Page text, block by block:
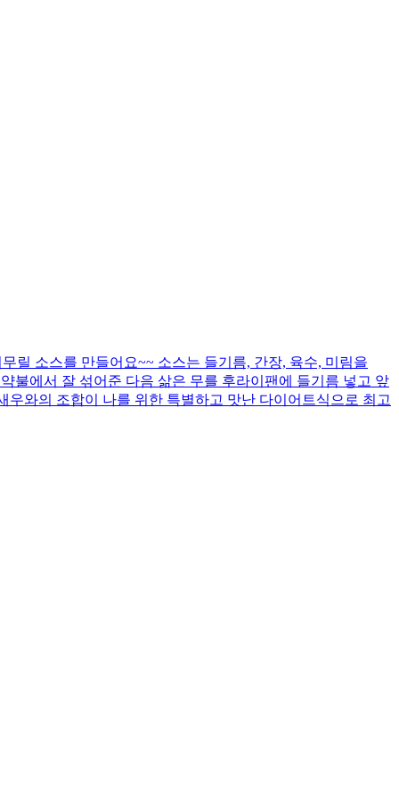
릴 소스를 만들어요~~ 소스는 들기름, 간장, 육수, 미림을
불에서 잘 섞어준 다음 삶은 무를 후라이팬에 들기름 넣고 앞
와의 조합이 나를 위한 특별하고 맛난 다이어트식으로 최고